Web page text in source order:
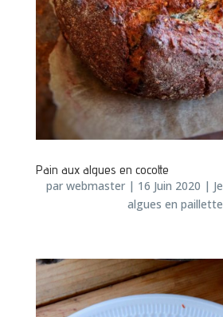
Pain aux algues en cocotte
parwebmaster | 16 Juin 2020 |
algues en